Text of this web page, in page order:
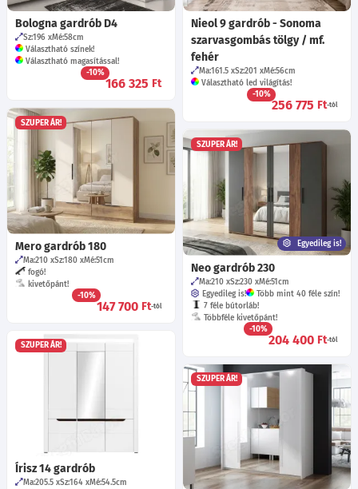
Bologna gardrób D4
Sz:196 Mé:58cm
Választható színek!
Választható magasítással!
-10%
166 325 Ft
Nieol 9 gardrób - Sonoma
szarvasgombás tölgy / mf.
fehér
Ma:161.5 Sz:201 Mé:56cm
Választható led világítás!
-10%
256 775 Ft-tól
SZUPER ÁR!
Mero gardrób 180
Ma:210 Sz:180 Mé:51cm
fogó!
kivetőpánt!
-10%
147 700 Ft-tól
SZUPER ÁR!
Egyedileg is!
Neo gardrób 230
Ma:210 Sz:230 Mé:51cm
Egyedileg is!
Több mint 40 féle szín!
7 féle bútorláb!
Többféle kivetőpánt!
-10%
204 400 Ft-tól
SZUPER ÁR!
Írisz 14 gardrób
Ma:205.5 Sz:164 Mé:54.5cm
SZUPER ÁR!